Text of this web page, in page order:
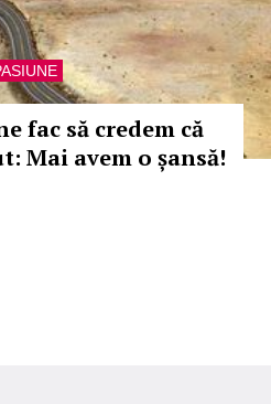
fac să credem că
Mai avem o șansă!